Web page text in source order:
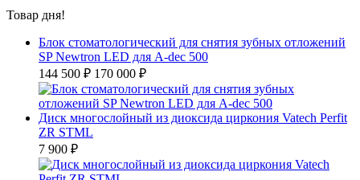
Товар дня!
Блок стоматологический для снятия зубных отложений
SP Newtron LED для A-dec 500
144 500 ₽ 170 000 ₽
Диск многослойный из диоксида циркония Vatech Perfit
ZR STML
7 900 ₽